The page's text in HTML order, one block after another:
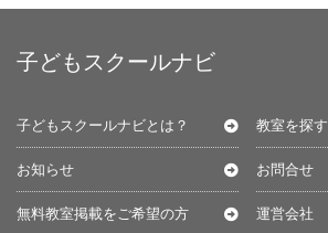
子どもスクールナビ
子どもスクールナビとは？ 教室を探す
お知らせ お問合せ
無料教室掲載をご希望の方 運営会社